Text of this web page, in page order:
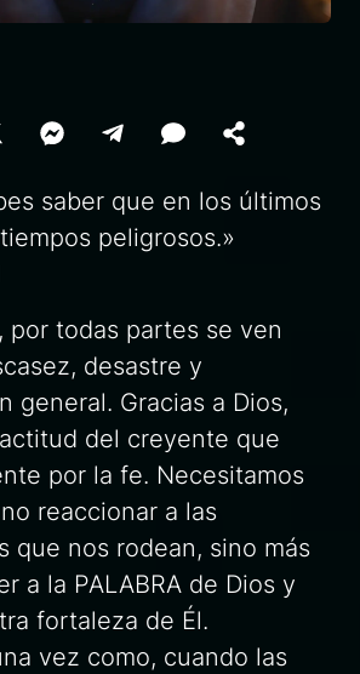
saber que en los últimos
peligrosos.»
por todas partes se ven
desastre y
general. Gracias a Dios,
del creyente que
por la fe. Necesitamos
reaccionar a las
que nos rodean, sino más
a la PALABRA de Dios y
fortaleza de Él.
vez como, cuando las